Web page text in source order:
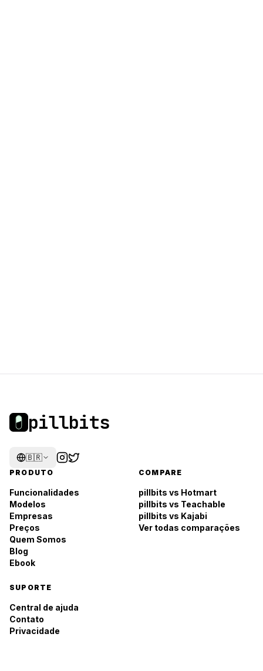
pillbits
🇧🇷
PRODUTO
Funcionalidades
Modelos
Empresas
Preços
Quem Somos
Blog
Ebook
COMPARE
pillbits vs Hotmart
pillbits vs Teachable
pillbits vs Kajabi
Ver todas comparações
SUPORTE
Central de ajuda
Contato
Privacidade